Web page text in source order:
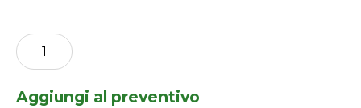
Carex
-
conica
Kansuge
Aggiungi al preventivo